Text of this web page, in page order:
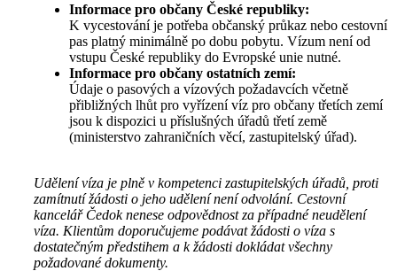
Informace pro občany České republiky:
K vycestování je potřeba občanský průkaz nebo cestovní
pas platný minimálně po dobu pobytu. Vízum není od
vstupu České republiky do Evropské unie nutné.
Informace pro občany ostatních zemí:
Údaje o pasových a vízových požadavcích včetně
přibližných lhůt pro vyřízení víz pro občany třetích zemí
jsou k dispozici u příslušných úřadů třetí země
(ministerstvo zahraničních věcí, zastupitelský úřad).
Udělení víza je plně v kompetenci zastupitelských úřadů, proti
zamítnutí žádosti o jeho udělení není odvolání. Cestovní
kancelář Čedok nenese odpovědnost za případné neudělení
víza. Klientům doporučujeme podávat žádosti o víza s
dostatečným předstihem a k žádosti dokládat všechny
požadované dokumenty.